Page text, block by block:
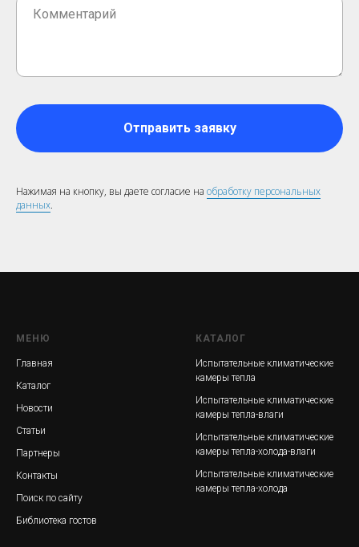
Отправить заявку
Нажимая на кнопку, вы даете согласие на обработку персональных
данных.
МЕНЮ
Главная
Каталог
Новости
Статьи
Партнеры
Контакты
Поиск по сайту
Библиотека гостов
КАТАЛОГ
Испытательные климатические
камеры тепла
Испытательные климатические
камеры тепла-влаги
Испытательные климатические
камеры тепла-холода-влаги
Испытательные климатические
камеры тепла-холода